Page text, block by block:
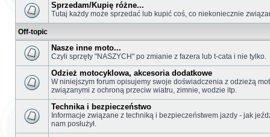
Sprzedam/Kupię różne...
Tutaj każdy może sprzedać lub kupić coś, co niekoniecznie
Off-topic
Nasze inne moto...
Czyli sprzęty "NASZYCH" po zmianie z fazera lub t-cata i nie tylko.
Odzież motocyklowa, akcesoria dodatkowe
W niniejszym forum opisujemy swoje doświadczenia z odzieżą
związanymi z ochroną przeciw wiatru, zimnie, wodzie itp.
Technika i bezpieczeństwo
Informacje związane z techniką i bezpieczeństwem jazdy - jak
nam posłużył.